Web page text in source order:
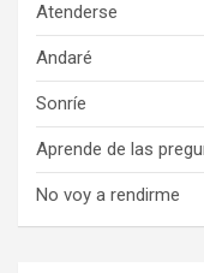
Atenderse
Andaré
Sonríe
Aprende de las
No voy a rendirme